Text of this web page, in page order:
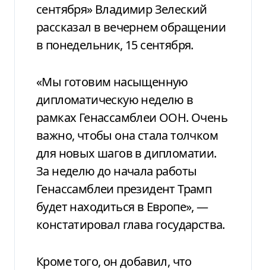
сентября» Владимир Зелеский
рассказал в вечернем обращении
в понедельник, 15 сентября.
«Мы готовим насыщенную
дипломатическую неделю в
рамках Генассамблеи ООН. Очень
важно, чтобы она стала толчком
для новых шагов в дипломатии.
За неделю до начала работы
Генассамблеи президент Трамп
будет находиться в Европе», —
констатировал глава государства.
Кроме того, он добавил, что